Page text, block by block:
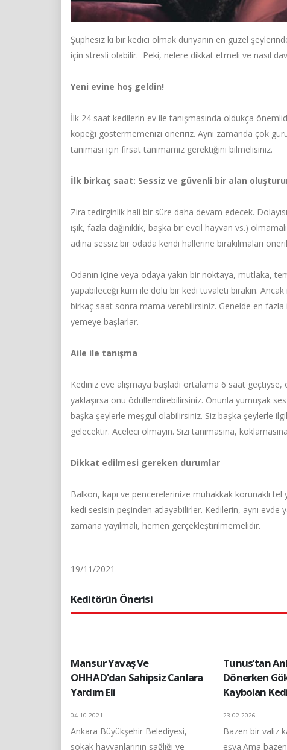
Şüphesiz ki bir kedici olmak dünyanın en güzel
için stresli olabilir. Peki, nelere dikkat etmeli ve nasıl
Yeni evine hoş geldin!
İlk 24 saat kedilerin ev ile tanışmasında oldukça
köpeği göstermemenizi öneririz. Aynı zamanda çok
tanıması için fırsat tanımamız gerektiğini bilmelisiniz.
İlk birkaç saat: Sessiz ve güvenli bir alan
Zira tedirginlik hali bir süre daha devam edecek.
ışık, fazla dağınıklık, başka bir evcil hayvan vs.)
adına sessiz bir odada kendi hallerine bırakılmaları
Odanın içine veya odaya yakın bir noktaya, mutlaka,
yapabileceği kum ile dolu bir kedi tuvaleti bırakın.
birkaç saat sonra mama verebilirsiniz. Genelde en fazla
yemeye başlarlar.
Aile ile tanışma
Kediniz eve alışmaya başladı ortalama 6 saat
yaklaşırsa onu ödüllendirebilirsiniz. Onunla yumuşak
başka şeylerle meşgul olabilirsiniz. Siz başka şeylerle
gelecektir. Aceleci olmayın. Sizi tanımasına,
Dikkat edilmesi gereken durumlar
Balkon, kapı ve pencerelerinize muhakkak korunaklı tel
kedi sesisin peşinden atlayabilirler. Kedilerin, aynı evde
zamana yayılmalı, hemen gerçekleştirilmemelidir.
19/11/2021
Keditörün Önerisi
Mansur Yavaş Ve
OHHAD'dan Sahipsiz Canlara
Yardım Eli
04.10.2021
Ankara Büyükşehir Belediyesi,
sokak hayvanlarının sağlığı ve
Tunus’tan
Dönerken
Kaybolan
23.02.2026
Bazen bir valiz
eşya.Ama